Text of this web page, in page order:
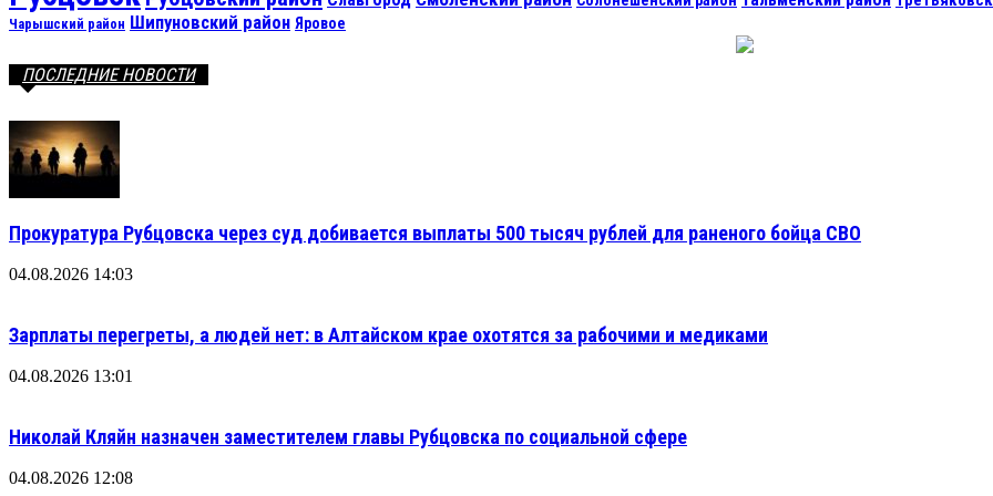
Чарышский район Шипуновский район Яровое
ПОСЛЕДНИЕ НОВОСТИ
Прокуратура Рубцовска через суд добивается выплаты 500 тысяч рублей для раненого бойца СВО
04.08.2026 14:03
Зарплаты перегреты, а людей нет: в Алтайском крае охотятся за рабочими и медиками
04.08.2026 13:01
Николай Кляйн назначен заместителем главы Рубцовска по социальной сфере
04.08.2026 12:08